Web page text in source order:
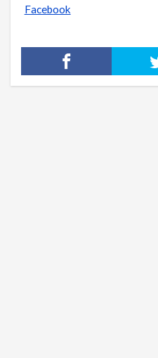
Facebook